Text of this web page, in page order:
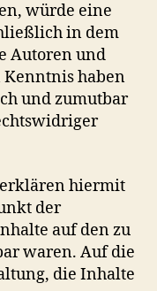
würde eine
in dem
Autoren und
haben
und zumutbar
hiermit
der
auf den zu
waren. Auf die
die Inhalte